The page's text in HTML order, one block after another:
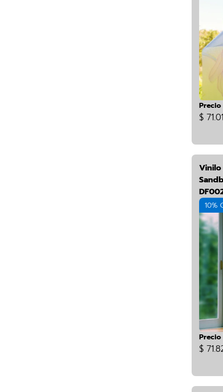
Precio
$
Vinilo
10%
Precio
$